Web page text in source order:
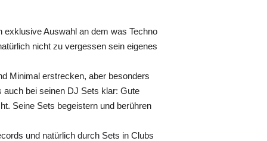
Auswahl an dem was Techno
nicht zu vergessen sein eigenes
Minimal erstrecken, aber besonders
auch bei seinen DJ Sets klar: Gute
Seine Sets begeistern und berühren
und natürlich durch Sets in Clubs